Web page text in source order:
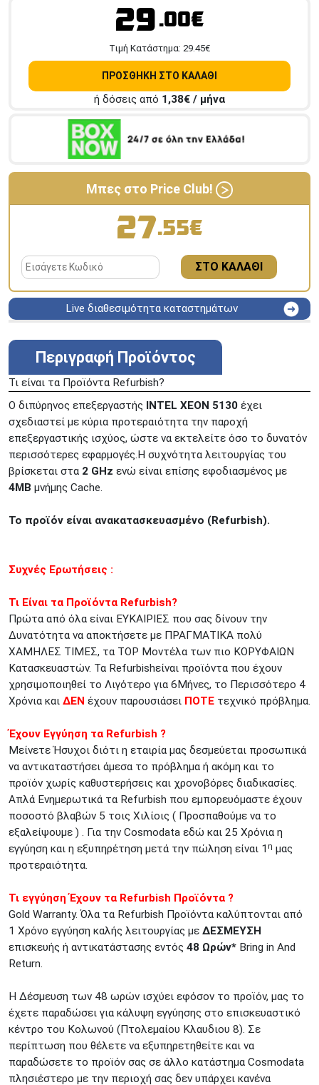
29.00€
Tιμή Κατάστημα: 29.45€
ΠΡΟΣΘΗΚΗ ΣΤΟ ΚΑΛΑΘΙ
ή δόσεις από 1,38€ / μήνα
Μπες στο Price Club!
27.55€
ΣΤΟ ΚΑΛΑΘΙ
Live διαθεσιμότητα καταστημάτων
ΑΘΗΝΑ
Στουρνάρη 27
ΠΕΡΙΣΤΕΡΙ
ΠΕΙΡΑΙΑΣ
Κονδύλη
ΜΕΤΑΜΟΡΦΩΣΗ
Τατοϊόυ 117
ΓΛΥΦΑΔΑ
A. Παπανδρέου 4
ΚΟΛΩΝΟΣ
Πτολεμαίου Κλαύδιου 8
ΚΕΝΤΡΙΚΕΣ ΑΠΟΘΗΚΕΣ
Περιγραφή Προϊόντος
Τι είναι τα Προϊόντα Refurbish?
Ο διπύρηνος επεξεργαστής INTEL XEON 5130 έχει
σχεδιαστεί με κύρια προτεραιότητα την παροχή
επεξεργαστικής ισχύος, ώστε να εκτελείτε όσο το δυνατόν
περισσότερες εφαρμογές.Η συχνότητα λειτουργίας του
βρίσκεται στα 2 GHz ενώ είναι επίσης εφοδιασμένος με
4ΜB μνήμης Cache.
Το προϊόν είναι ανακατασκευασμένο (Refurbish).
Συχνές Ερωτήσεις :
Τι Είναι τα Προϊόντα Refurbish?
Πρώτα από όλα είναι ΕΥΚΑΙΡΙΕΣ που σας δίνουν την
Δυνατότητα να αποκτήσετε με ΠΡΑΓΜΑΤΙΚΑ πολύ
ΧΑΜΗΛΕΣ ΤΙΜΕΣ, τα TOP Μοντέλα των πιο ΚΟΡΥΦΑΙΩΝ
Κατασκευαστών. Τα Refurbishείναι προϊόντα που έχουν
χρησιμοποιηθεί το Λιγότερο για 6Μήνες, το Περισσότερο 4
Χρόνια και ΔΕΝ έχουν παρουσιάσει ΠΟΤΕ τεχνικό πρόβλημα.
Έχουν Εγγύηση τα Refurbish ?
Μείνετε Ήσυχοι διότι η εταιρία μας δεσμεύεται προσωπικά
να αντικαταστήσει άμεσα το πρόβλημα ή ακόμη και το
προϊόν χωρίς καθυστερήσεις και χρονοβόρες διαδικασίες.
Απλά Ενημερωτικά τα Refurbish που εμπορευόμαστε έχουν
ποσοστό βλαβών 5 τοις Χιλίοις ( Προσπαθούμε να το
εξαλείψουμε ) . Για την Cosmodata εδώ και 25 Χρόνια η
εγγύηση και η εξυπηρέτηση μετά την πώληση είναι 1η μας
προτεραιότητα.
Τι εγγύηση Έχουν τα Refurbish Προϊόντα ?
Gold Warranty. Όλα τα Refurbish Προϊόντα καλύπτονται από
1 Χρόνο εγγύηση καλής λειτουργίας με ΔΕΣΜΕΥΣΗ
επισκευής ή αντικατάστασης εντός 48 Ωρών* Bring in And
Return.
Η Δέσμευση των 48 ωρών ισχύει εφόσον το προϊόν, μας το
έχετε παραδώσει για κάλυψη εγγύησης στο επισκευαστικό
κέντρο του Κολωνού (Πτολεμαίου Κλαυδιου 8). Σε
περίπτωση που θέλετε να εξυπηρετηθείτε και να
παραδώσετε το προϊόν σας σε άλλο κατάστημα Cosmodata
πλησιέστερο με την περιοχή σας δεν υπάρχει κανένα